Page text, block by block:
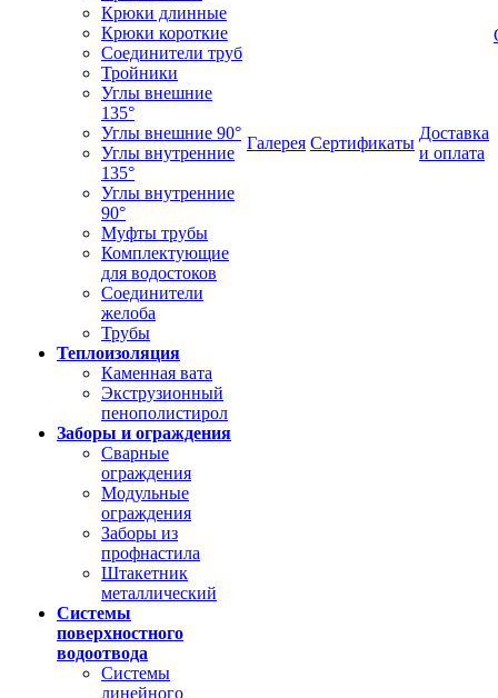
Крюки длинные
Крюки короткие
Соединители труб
Тройники
Углы внешние
135°
Углы внешние 90°
Углы внутренние
135°
Углы внутренние
90°
Муфты трубы
Комплектующие
для водостоков
Соединители
желоба
Трубы
Теплоизоляция
Каменная вата
Экструзионный
пенополистирол
Заборы и ограждения
Сварные
ограждения
Модульные
ограждения
Заборы из
профнастила
Штакетник
металлический
Системы
поверхностного
водоотвода
Системы
линейного
Галерея Сертификаты
Доставка
и оплата